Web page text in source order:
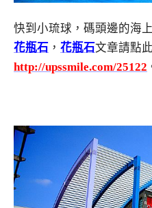
快到小琉球，碼頭邊的海
花瓶石 ， 花瓶石文章請點此
http://upssmile.com/25122